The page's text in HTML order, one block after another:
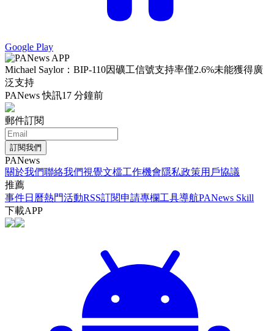
Google Play
Michael Saylor：BIP-110因礦工信號支持率僅2.6%未能獲得廣
泛支持
PANews 快訊17 分鐘前
郵件訂閱
訂閱我們
PANews
關於我們聯絡我們視覺文檔工作機會隱私政策用戶協議
推薦
事件日曆熱門活動RSS訂閱申請專欄工具導航PANews Skill
下載APP